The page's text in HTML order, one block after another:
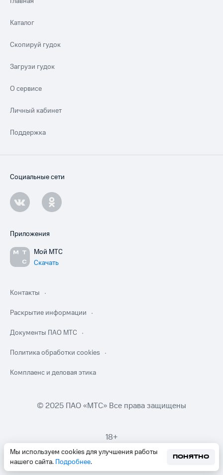
Мы используем cookies для улучшения работы
нашего сайта. Подробнее.
ПОНЯТНО
Каталог
Скопируй гудок
Загрузи гудок
О сервисе
Личный кабинет
Поддержка
Социальные сети
Приложения
Мой МТС
Скачать
Контакты
Раскрытие информации
Документы ПАО МТС
Политика обработки cookies
Комплаенс и деловая этика
© 2025 ПАО «МТС» Все права защищены
18+